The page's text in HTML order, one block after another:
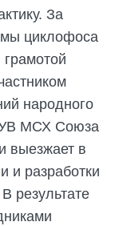
За
циклофоса
народного
МСХ Союза
выезжает в
и разработки
результате